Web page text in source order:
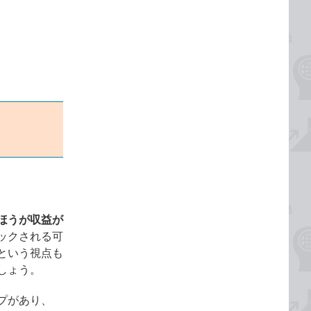
うが収益が
クされる可
いう視点も
う。
あり、